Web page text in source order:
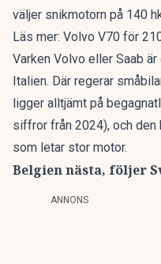
väljer snikmotorn på 140
Läs mer: Volvo V70 för
Varken Volvo eller Saab
Italien. Där regerar
ligger alltjämt på
siffror från 2024), och
som letar stor motor.
Belgien nästa, följer
ANNONS